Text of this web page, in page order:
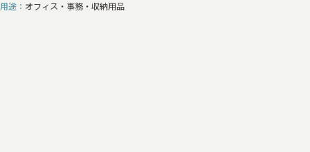
用途
オフィス・事務・収納用品